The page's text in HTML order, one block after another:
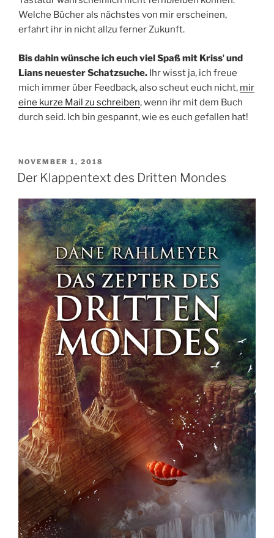
Welche Bücher als nächstes von mir erscheinen,
erfahrt ihr in nicht allzu ferner Zukunft.
Bis dahin wünsche ich euch viel Spaß mit Krissʼ und
Lians neuester Schatzsuche. Ihr wisst ja, ich freue
mich immer über Feedback, also scheut euch nicht, mir
eine kurze Mail zu schreiben, wenn ihr mit dem Buch
durch seid. Ich bin gespannt, wie es euch gefallen hat!
VERÖFFENTLICHT
AM
NOVEMBER 1, 2018
Der Klappentext des Dritten Mondes